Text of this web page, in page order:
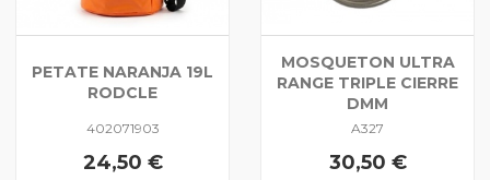
PETATE NARANJA 19L
RODCLE
402071903
24,50 €
MOSQUETON ULTRA
RANGE TRIPLE CIERRE
DMM
A327
30,50 €